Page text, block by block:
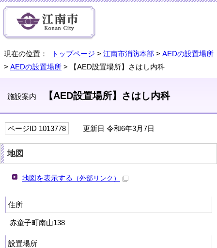
現在の位置： トップページ > 江南市消防本部 > AEDの設置場所
> AEDの設置場所 > 【AED設置場所】さはし内科
施設案内 【AED設置場所】さはし内科
ページID 1013778 更新日 令和6年3月7日
地図
地図を表示する （外部リンク）
住所
赤童子町南山138
設置場所